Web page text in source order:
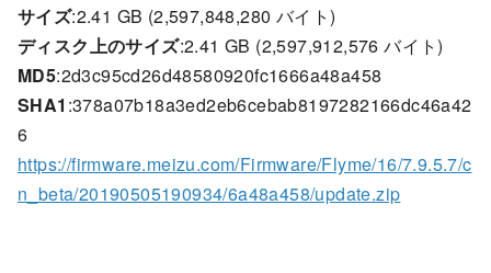
サイズ:2.41 GB (2,597,848,280 バイト)
ディスク上のサイズ:2.41 GB (2,597,912,576 バイト)
MD5:2d3c95cd26d48580920fc1666a48a458
SHA1 :378a07b18a3ed2eb6cebab8197282166dc46a42
6
https://firmware.meizu.com/Firmware/Flyme/16/7.9.5.7/c
n_beta/20190505190934/6a48a458/update.zip